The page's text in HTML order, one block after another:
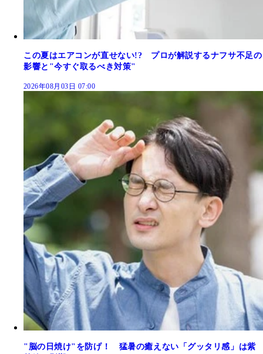
この夏はエアコンが直せない!? プロが解説するナフサ不足の
影響と"今すぐ取るべき対策"
2026年08月03日 07:00
"脳の日焼け"を防げ！ 猛暑の癒えない「グッタリ感」は紫